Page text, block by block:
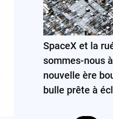
SpaceX et la
sommes-nous à
nouvelle ère
bulle prête à